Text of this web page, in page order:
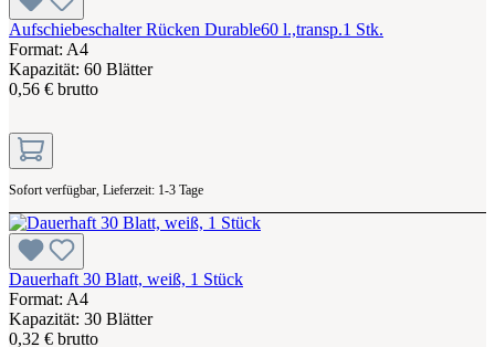
Aufschiebeschalter Rücken Durable60 l.,transp.1 Stk.
Format: A4
Kapazität: 60 Blätter
0,56 € brutto
Sofort verfügbar, Lieferzeit: 1-3 Tage
Dauerhaft 30 Blatt, weiß, 1 Stück
Format: A4
Kapazität: 30 Blätter
0,32 € brutto